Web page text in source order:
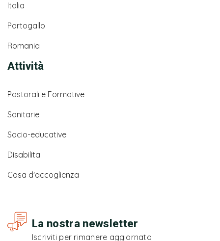
Italia
Portogallo
Romania
Attività
Pastorali e Formative
Sanitarie
Socio-educative
Disabilita
Casa d'accoglienza
La nostra newsletter
Iscriviti per rimanere aggiornato